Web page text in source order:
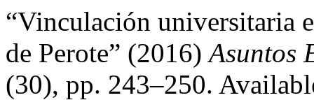
“Vinculación universitaria
de Perote” (2016)Asuntos
(30), pp. 243–250.